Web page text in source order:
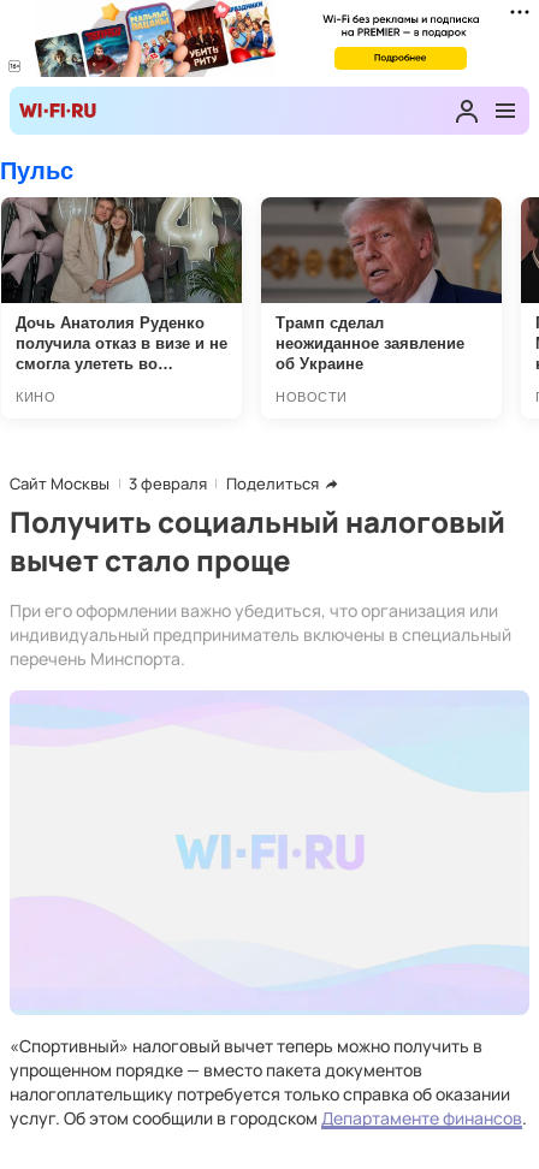
Сайт Москвы 3 февраля Поделиться
Получить социальный налоговый
вычет стало проще
При его оформлении важно убедиться, что организация или
индивидуальный предприниматель включены в специальный
перечень Минспорта.
«Спортивный» налоговый вычет теперь можно получить в
упрощенном порядке — вместо пакета документов
налогоплательщику потребуется только справка об оказании
услуг. Об этом сообщили в городском Департаменте финансов.